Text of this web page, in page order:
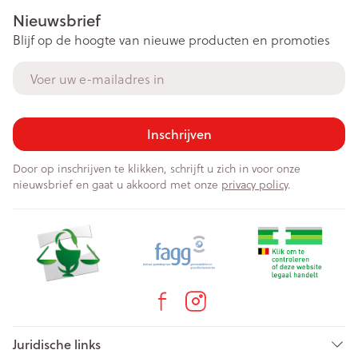
Nieuwsbrief
Blijf op de hoogte van nieuwe producten en promoties
Inschrijven
Door op inschrijven te klikken, schrijft u zich in voor onze
nieuwsbrief en gaat u akkoord met onze privacy policy.
Juridische links